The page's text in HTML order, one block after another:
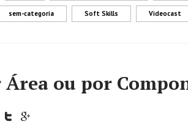
sem-categoria Soft Skills Videocast
Área ou por